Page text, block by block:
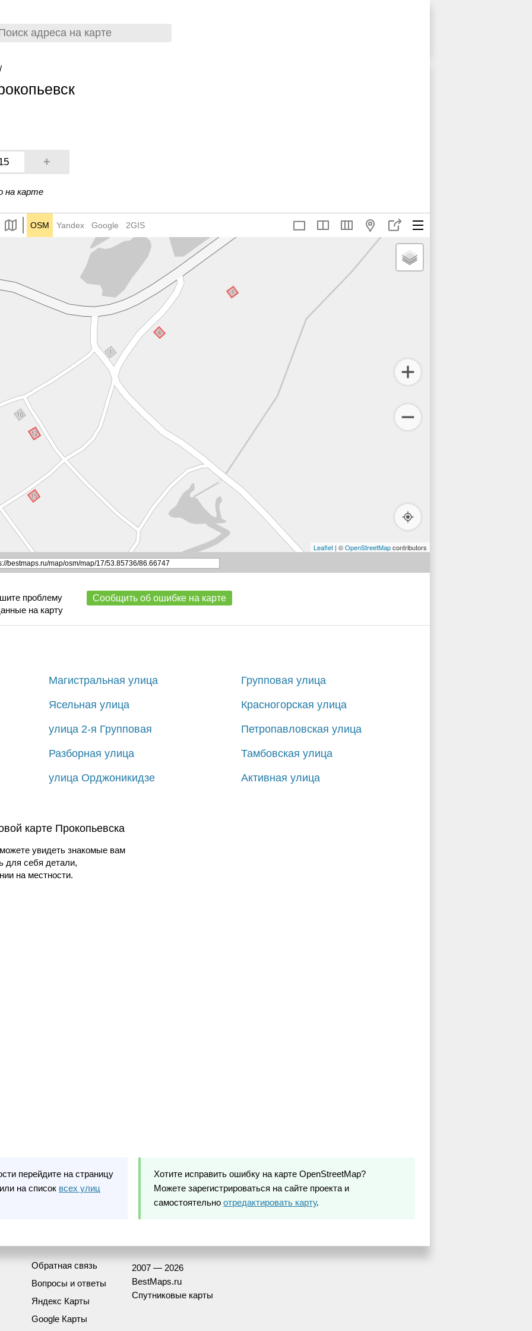
/
+
на карте
OSM Yandex Google 2GIS
Leaflet | ©OpenStreetMapcontributors
проблему
на карту
Сообщить об ошибке на карте
Магистральная улица Групповая улица
Ясельная улица Красногорская улица
улица 2-я Групповая Петропавловская улица
Разборная улица Тамбовская улица
улица Орджоникидзе Активная улица
карте Прокопьевска
увидеть знакомые вам
для себя детали,
на местности.
перейдите на страницу
или на список всех улиц
Хотите исправить ошибку на карте OpenStreetMap?
Можете зарегистрироваться на сайте проекта и
самостоятельно отредактировать карту.
Обратная связь
Вопросы и ответы
Яндекс Карты
Google Карты
2007 — 2026
BestMaps.ru
Спутниковые карты